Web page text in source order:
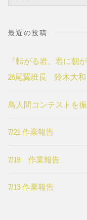
最近の投稿
『転がる岩、君に
26尾翼班長 鈴木大和
鳥人間コンテストを
7/21 作業報告
7/19 作業報告
7/13 作業報告